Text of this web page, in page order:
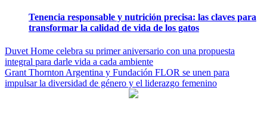
Tenencia responsable y nutrición precisa: las claves para
transformar la calidad de vida de los gatos
Navegación
de
entradas
Duvet Home celebra su primer aniversario con una propuesta
integral para darle vida a cada ambiente
Grant Thornton Argentina y Fundación FLOR se unen para
impulsar la diversidad de género y el liderazgo femenino